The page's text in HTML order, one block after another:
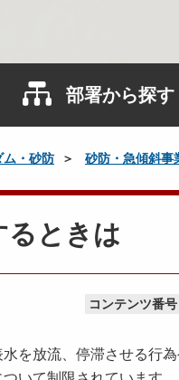
部署から探す
ム・砂防 砂防・急傾斜事
るときは
コンテンツ番
を放流、停滞させる行